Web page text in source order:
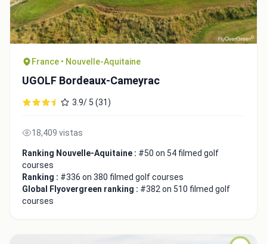
France • Nouvelle-Aquitaine
UGOLF Bordeaux-Cameyrac
3.9/ 5 (31)
18,409 vistas
Ranking Nouvelle-Aquitaine : #50 on 54 filmed golf
courses
Ranking : #336 on 380 filmed golf courses
Global Flyovergreen ranking : #382 on 510 filmed golf
courses